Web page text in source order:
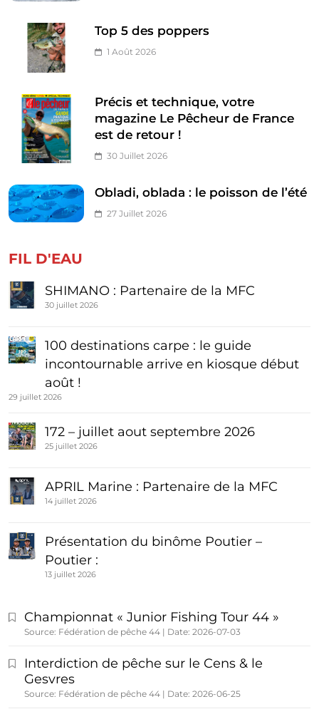
Top 5 des poppers
1 Août 2026
Précis et technique, votre
magazine Le Pêcheur de France
est de retour !
30 Juillet 2026
Obladi, oblada : le poisson de l’été
27 Juillet 2026
FIL D'EAU
SHIMANO : Partenaire de la MFC
30 juillet 2026
100 destinations carpe : le guide
incontournable arrive en kiosque début
août !
29 juillet 2026
172 – juillet aout septembre 2026
25 juillet 2026
APRIL Marine : Partenaire de la MFC
14 juillet 2026
Présentation du binôme Poutier –
Poutier :
13 juillet 2026
Championnat « Junior Fishing Tour 44 »
Source: Fédération de pêche 44 Date: 2026-07-03
Interdiction de pêche sur le Cens & le
Gesvres
Source: Fédération de pêche 44 Date: 2026-06-25